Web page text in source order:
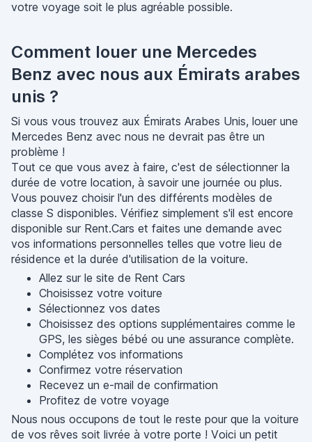
votre voyage soit le plus agréable possible.
Comment louer une Mercedes
Benz avec nous aux Émirats arabes
unis ?
Si vous vous trouvez aux Émirats Arabes Unis, louer une
Mercedes Benz avec nous ne devrait pas être un
problème !
Tout ce que vous avez à faire, c'est de sélectionner la
durée de votre location, à savoir une journée ou plus.
Vous pouvez choisir l'un des différents modèles de
classe S disponibles. Vérifiez simplement s'il est encore
disponible sur Rent.Cars et faites une demande avec
vos informations personnelles telles que votre lieu de
résidence et la durée d'utilisation de la voiture.
Allez sur le site de Rent Cars
Choisissez votre voiture
Sélectionnez vos dates
Choisissez des options supplémentaires comme le
GPS, les sièges bébé ou une assurance complète.
Complétez vos informations
Confirmez votre réservation
Recevez un e-mail de confirmation
Profitez de votre voyage
Nous nous occupons de tout le reste pour que la voiture
de vos rêves soit livrée à votre porte ! Voici un petit